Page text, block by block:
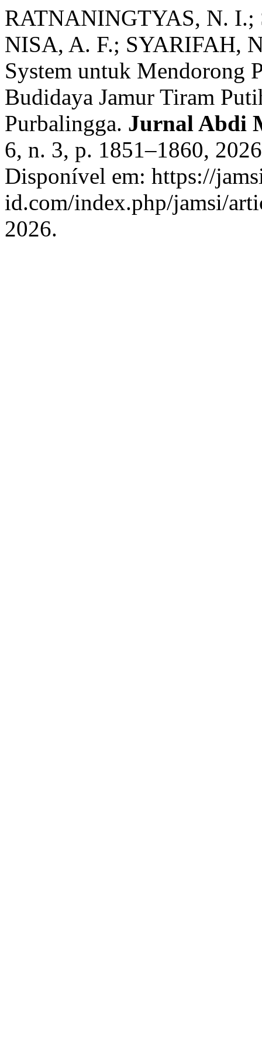
RATNANINGTYAS, N. I.;
NISA, A. F.; SYARIFAH,
System untuk Mendorong
Budidaya Jamur Tiram
Purbalingga. Jurnal Abdi
6, n. 3, p. 1851–1860,
Disponível em: https://
id.com/index.php/jamsi/
2026.